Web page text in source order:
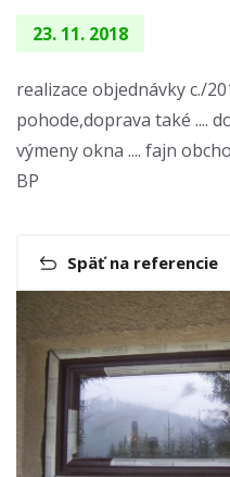
23. 11. 2018
realizace objednávky c./
pohode,doprava také ....
výmeny okna .... fajn
BP
Späť na referencie